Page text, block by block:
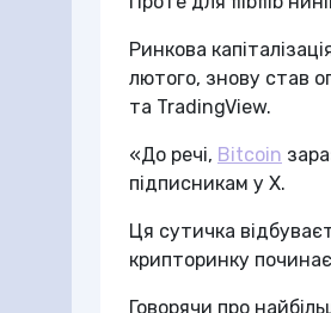
Ринкова
лютого, знову став
та TradingView.
«До речі, Bitcoin
підписникам у X.
Ця сутичка
крипторинку
Говорячи про